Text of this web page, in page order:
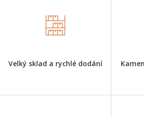
Velký sklad a rychlé dodání